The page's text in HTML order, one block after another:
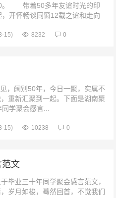
。 带着50多年友谊时光的印
开怀畅谈同窗12载之谊和走向
15) 8232 0
，阔别50年，今日一聚，实属不
重新汇聚到一起。下面是湖南聚
学聚会感言...
15) 10238 0
范文
毕业三十年同学聚会感言范文，
月如梭，蓦然回首，不觉我们